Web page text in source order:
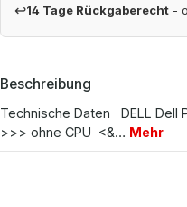
↩14 Tage Rückgaberecht -
Beschreibung
Technische Daten DELL Dell
>>> ohne CPU <&… Mehr